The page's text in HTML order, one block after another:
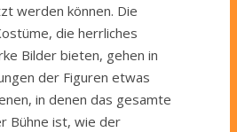
werden können. Die
die herrliches
Bilder bieten, gehen in
der Figuren etwas
in denen das gesamte
Bühne ist, wie der